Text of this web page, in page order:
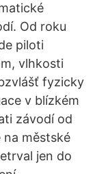
Od roku
piloti
vlhkosti
fyzicky
v blízkém
závodí od
městské
jen do